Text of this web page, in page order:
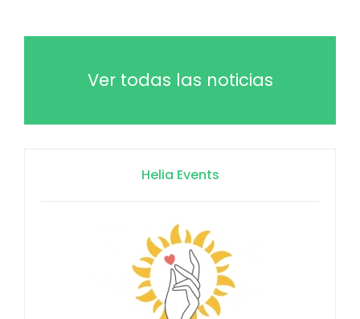
Ver todas las noticias
Helia Events